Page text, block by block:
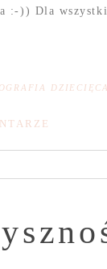
:-)) Dla
DZIECIĘCA